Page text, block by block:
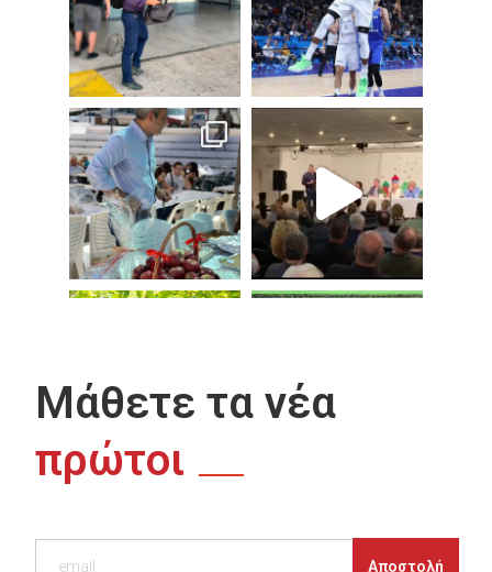
Μάθετε τα νέα
πρώτοι